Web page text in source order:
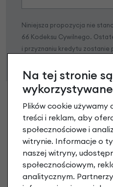
Niniejsza propozycja nie
66 Kodeksu Cywilnego.
i przyznaniu kredytu
Klienci zadali
Nikt wcześniej niemiał
co
Na tej stronie są
Plików cookie
treści i reklam, aby
społecznościowe i
witrynie. Informacje o
naszej witryny,
społecznościowym,
analitycznym.